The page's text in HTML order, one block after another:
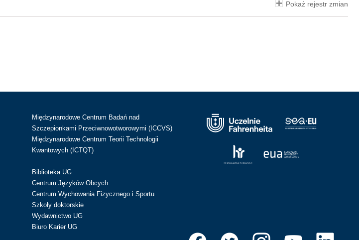
Pokaż rejestr zmian
Międzynarodowe Centrum Badań nad
Szczepionkami Przeciwnowotworowymi (ICCVS)
Międzynarodowe Centrum Teorii Technologii
Kwantowych (ICTQT)
Biblioteka UG
Centrum Języków Obcych
Centrum Wychowania Fizycznego i Sportu
Szkoły doktorskie
Wydawnictwo UG
Biuro Karier UG